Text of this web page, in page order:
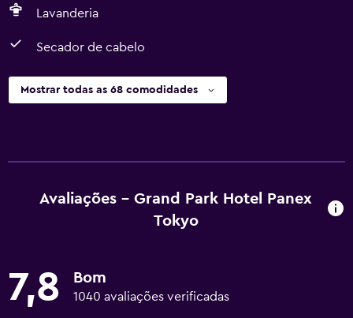
Lavanderia
Secador de cabelo
Mostrar todas as 68 comodidades
Avaliações - Grand Park Hotel Panex
Tokyo
7,8 Bom
1040 avaliações verificadas